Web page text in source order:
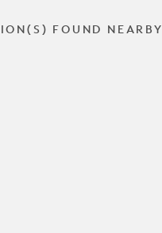
FOUND NEARBY